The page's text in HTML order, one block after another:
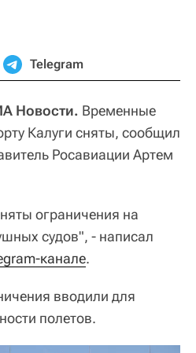
Telegram
Новости. Временные
Калуги сняты, сообщил
Росавиации Артем
ограничения на
судов", - написал
канале.
вводили для
полетов.